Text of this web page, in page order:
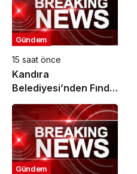
Gündem
15 saat önce
Kandıra
Belediyesi’nden Fındık
Hasadı Öncesi
Üreticiye Yol Desteği
Gündem